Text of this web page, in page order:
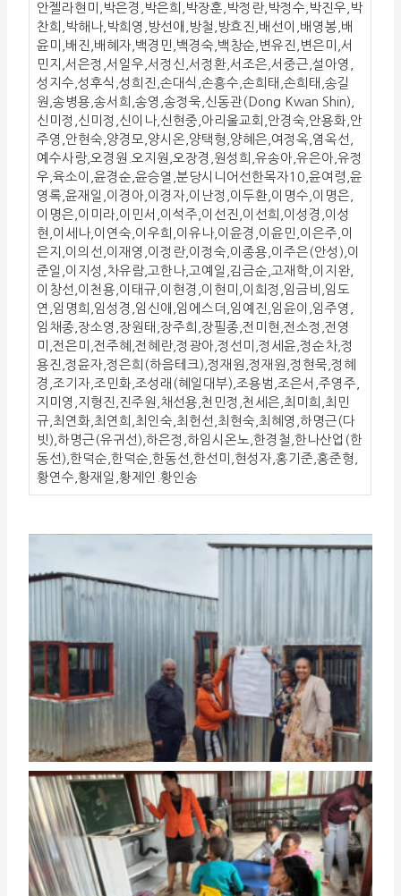
안젤라현미,박은경,박은희,박장훈,박정란,박정수,박진우,박
찬희,박해나,박희영,방선애,방철,방효진,배선이,배영봉,배
윤미,배진,배혜자,백경민,백경숙,백창순,변유진,변은미,서
민지,서은정,서일우,서정신,서정환,서조은,서중근,설아영,
성지수,성후식,성희진,손대식,손흥수,손희태,손희태,송길
원,송병용,송서희,송영,송정욱,신동관(Dong Kwan Shin),
신미정,신미정,신이나,신현중,아리울교회,안경숙,안용화,안
주영,안현숙,양경모,양시온,양택형,양혜은,여정옥,염옥선,
예수사랑,오경원.오지원,오장경,원성희,유송아,유은아,유정
우,육소이,윤경순,윤승열,분당시니어선한목자10,윤여령,윤
영록,윤재일,이경아,이경자,이난정,이두환,이명수,이명은,
이명은,이미라,이민서,이석주,이선진,이선희,이성경,이성
현,이세나,이연숙,이우희,이유나,이윤경,이윤민,이은주,이
은지,이의선,이재영,이정란,이정숙,이종용,이주은(안성),이
준일,이지성,차유람,고한나,고예일,김금순,고재학,이지완,
이창선,이천용,이태규,이현경,이현미,이희정,임금비,임도
연,임명희,임성경,임신애,임에스더,임예진,임윤이,임주영,
임채종,장소영,장원태,장주희,장필종,전미현,전소정,전영
미,전은미,전주혜,전혜란,정광아,정선미,정세윤,정순차,정
용진,정윤자,정은희(하음테크),정재원,정재원,정현묵,정혜
경,조기자,조민화,조성래(혜일대부),조용범,조은서,주영주,
지미영,지형진,진주원,채선용,천민정,천세은,최미희,최민
규,최연화,최연희,최인숙,최헌선,최현숙,최혜영,하명근(다
빗),하명근(유귀선),하은정,하임시온노,한경철,한나산업(한
동선),한덕순,한덕순,한동선,한선미,현성자,홍기준,홍준형,
황연수,황재일,황제인.황인송